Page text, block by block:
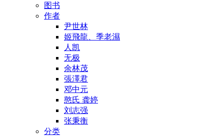
图书
作者
尹世林
姬飛龍、季老濕
人凯
无极
余林茂
張澤君
邓中元
憨氏 龚婷
刘志强
张秉衡
分类